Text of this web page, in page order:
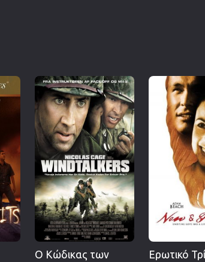
Ο Κώδικας των
Ερωτικό